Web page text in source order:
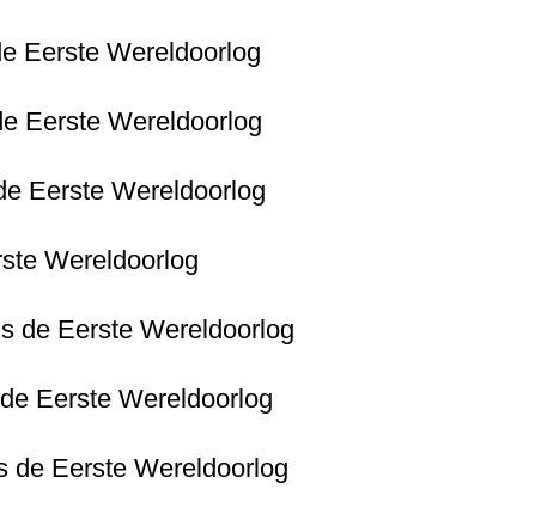
Eerste Wereldoorlog
Eerste Wereldoorlog
Eerste Wereldoorlog
Wereldoorlog
de Eerste Wereldoorlog
Eerste Wereldoorlog
de Eerste Wereldoorlog